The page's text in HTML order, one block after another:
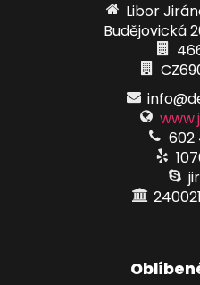
Libor
Budějovická
602